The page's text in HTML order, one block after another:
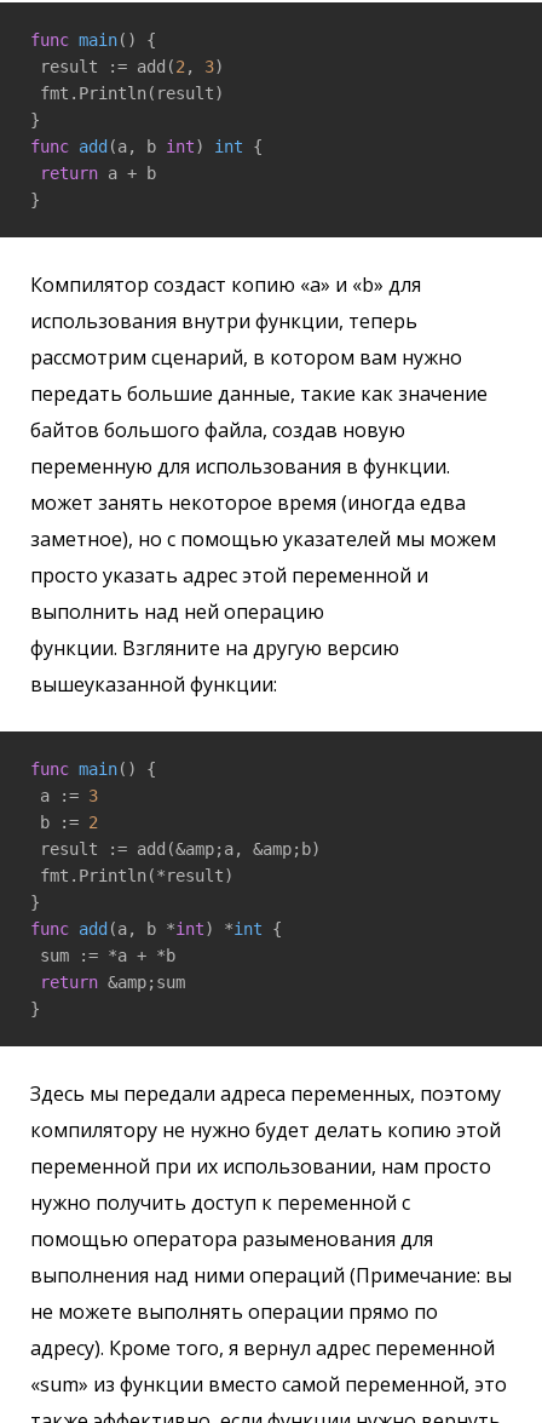
func main()
{
result := add(2 , 3)
fmt.Println(result)
func add(a, b int) int {
return a + b
Компилятор создаст копию «a» и «b» для
использования внутри функции, теперь
рассмотрим сценарий, в котором вам нужно
передать большие данные, такие как значение
байтов большого файла, создав новую
переменную для использования в функции.
может занять некоторое время (иногда едва
заметное), но с помощью указателей мы можем
просто указать адрес этой переменной и
выполнить над ней операцию
функции. Взгляните на другую версию
вышеуказанной функции:
func main()
{
a := 3
b := 2
result := add(&amp;a, &amp;b)
fmt.Println(*result)
func add(a, b *int) *int {
sum := *a + *b
return &amp;sum
Здесь мы передали адреса переменных, поэтому
компилятору не нужно будет делать копию этой
переменной при их использовании, нам просто
нужно получить доступ к переменной с
помощью оператора разыменования для
выполнения над ними операций (Примечание: вы
не можете выполнять операции прямо по
адресу). Кроме того, я вернул адрес переменной
«sum» из функции вместо самой переменной, это